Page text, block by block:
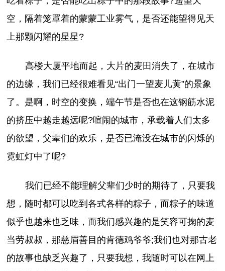
空，隔着笼罩着的蒙蒙工业雾气，是否还能望得见天
上那颗闪耀的星星?
高楼大厦平地而起，大片的麦田消失了，在城市
的边缘，我们已经很难看见“出门一望麦儿黄”的景象
了。是啊，时空的变换，端午节是否也在这钢筋水泥
的挤压中越走越远呢?喧闹的城市，承载着人们太多
的欲望，父辈们的欢乐，是否已淹没在城市的闪烁的
霓虹灯中了呢?
我们已经不能理解父辈们少时的期待了，只要我
想，随时都可以吃到各式各样的粽子，而粽子的味道
似乎也越来也乏味，而我们感兴趣的是笑容可掬的麦
当劳叔叔，那慈眉善目的肯德鸡爷爷;我们也对那古老
的故事也缺乏兴趣了，只要我想，我随时可以在网上